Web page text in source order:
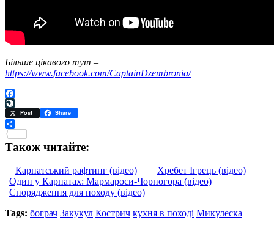
Більше цікавого тут –
https://www.facebook.com/CaptainDzembronia/
Facebook
LiveJournal
Post Share
Також читайте:
Карпатський рафтинг (відео)
Хребет Ігрець (відео)
Один у Карпатах: Мармароси-Чорногора (відео)
Спорядження для походу (відео)
Tags: бограч Закукул Кострич кухня в поході Микулеска